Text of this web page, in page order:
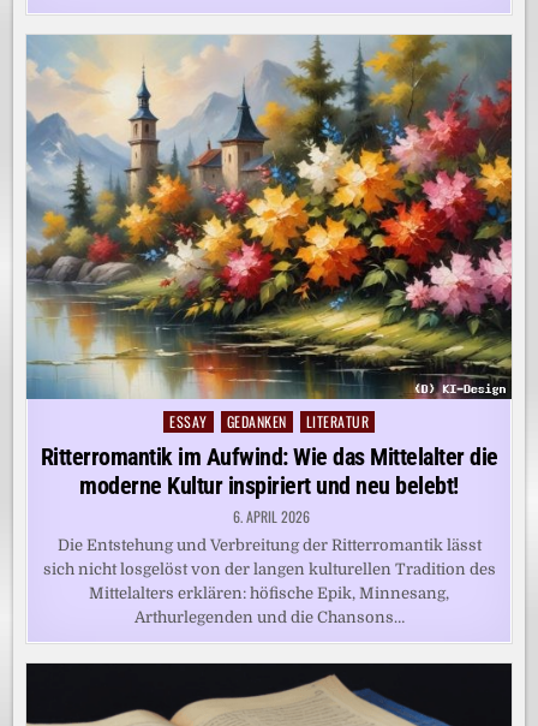
Posted
in
ESSAY GEDANKEN LITERATUR
Ritterromantik im Aufwind: Wie das Mittelalter die
moderne Kultur inspiriert und neu belebt!
6. APRIL 2026
Die Entstehung und Verbreitung der Ritterromantik lässt
sich nicht losgelöst von der langen kulturellen Tradition des
Mittelalters erklären: höfische Epik, Minnesang,
Arthurlegenden und die Chansons…